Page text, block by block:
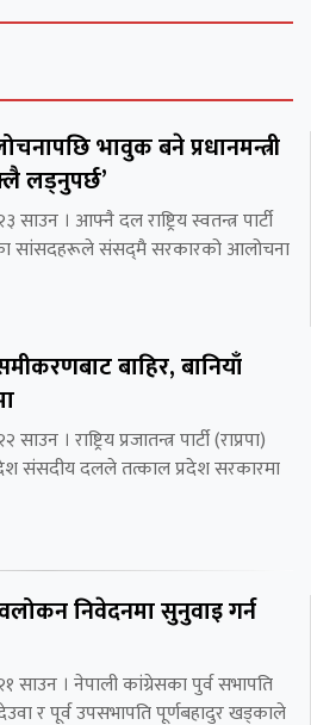
भावुक बने प्रधानमन्त्री
लड्नुपर्छ’
साउन । आफ्नै दल राष्ट्रिय स्वतन्त्र पार्टी
सांसदहरूले संसद्‌मै सरकारको आलोचना
बाहिर, बानियाँ
। राष्ट्रिय प्रजातन्त्र पार्टी (राप्रपा)
संसदीय दलले तत्काल प्रदेश सरकारमा
निवेदनमा सुनुवाइ गर्न
साउन । नेपाली कांग्रेसका पुर्व सभापति
र पूर्व उपसभापति पूर्णबहादुर खड्काले